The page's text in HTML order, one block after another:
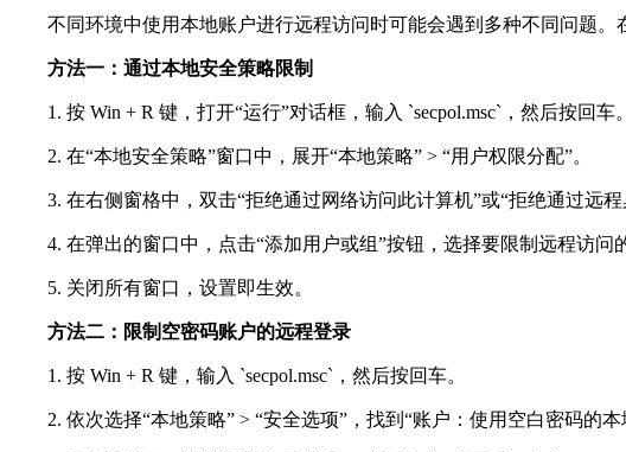
不同环境中使用本地账户进行远程访问时可能会遇到多种不同问题
方法一：通过本地安全策略限制
1. 按 Win + R 键，打开“运行”对话框，输入 `secpol.msc`，然后按回车。
2. 在“本地安全策略”窗口中，展开“本地策略” > “用户权限分配”。
3. 在右侧窗格中，双击“拒绝通过网络访问此计算机”或“拒绝通过远程
4. 在弹出的窗口中，点击“添加用户或组”按钮，选择要限制远程访问
5. 关闭所有窗口，设置即生效。
方法二：限制空密码账户的远程登录
1. 按 Win + R 键，输入 `secpol.msc`，然后按回车。
2. 依次选择“本地策略” > “安全选项”，找到“账户：使用空白密码的